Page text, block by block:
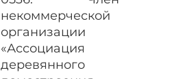
некоммерческой
организации
«Ассоциация
деревянного